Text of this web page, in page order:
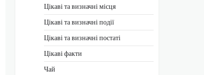
Цікаві та визначні місця
Цікаві та визначні події
Цікаві та визначні постаті
Цікаві факти
Чай